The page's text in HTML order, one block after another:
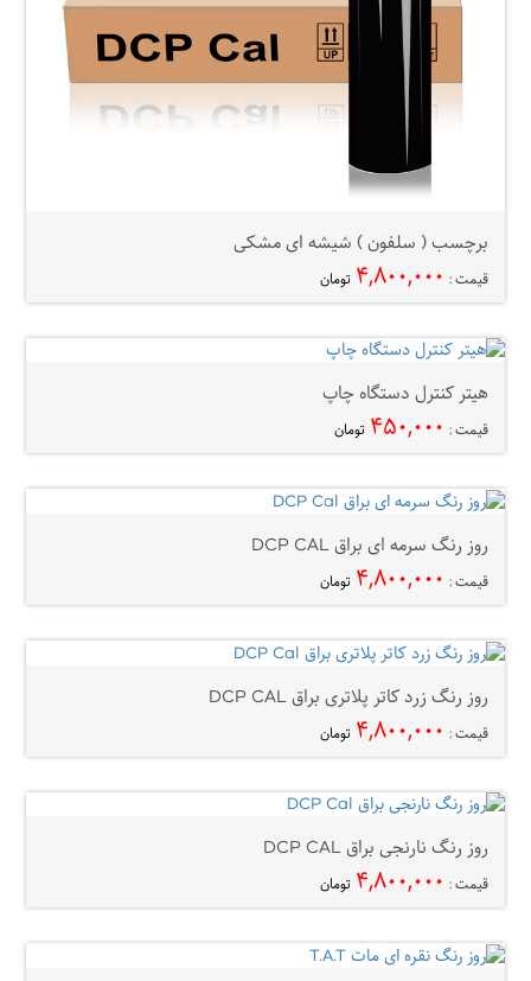
برچسب ( سلفون ) شیشه ای مشکی
قیمت : ۴,۸۰۰,۰۰۰ تومان
هیتر کنترل دستگاه چاپ
قیمت : ۴۵۰,۰۰۰ تومان
روز رنگ سرمه ای براق DCP CAL
قیمت : ۴,۸۰۰,۰۰۰ تومان
روز رنگ زرد کاتر پلاتری براق DCP CAL
قیمت : ۴,۸۰۰,۰۰۰ تومان
روز رنگ نارنجی براق DCP CAL
قیمت : ۴,۸۰۰,۰۰۰ تومان